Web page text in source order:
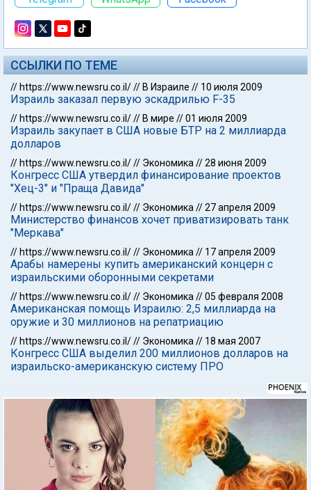
ССЫЛКИ ПО ТЕМЕ
// https://www.newsru.co.il/// В Израиле // 10 июля 2009
Израиль заказал первую эскадрилью F-35
// https://www.newsru.co.il/// В мире //01 июля 2009
Израиль закупает в США новые БТР на 2 миллиарда
долларов
// https://www.newsru.co.il/// Экономика //28 июня 2009
Конгресс США утвердил финансирование проектов
"Хец-3" и "Праща Давида"
// https://www.newsru.co.il/// Экономика //27 апреля 2009
Министерство финансов хочет приватизировать танк
"Меркава"
// https://www.newsru.co.il/// Экономика // 17 апреля 2009
Арабы намерены купить американский концерн с
израильскими оборонными секретами
// https://www.newsru.co.il/// Экономика //05 февраля 2008
Американская помощь Израилю: 2,5 миллиарда на
оружие и 30 миллионов на репатриацию
// https://www.newsru.co.il/// Экономика // 18 мая 2007
Конгресс США выделил 200 миллионов долларов на
израильско-американскую систему ПРО